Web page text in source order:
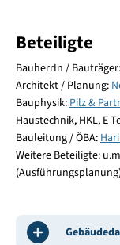
Beteiligte
BauherrIn /
Architekt / Planung:
Bauphysik: Pilz &
Haustechnik, HKL, E-
Bauleitung / ÖBA:
Weitere Beteiligte:
(Ausführungsplanung)